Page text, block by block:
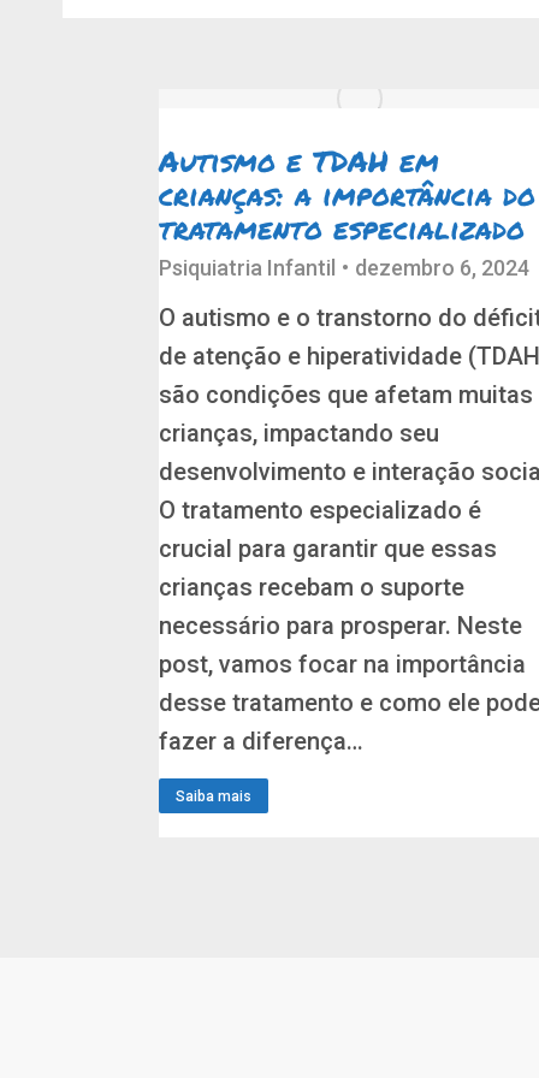
Autismo e TDAH em
crianças: a importância do
tratamento especializado
Psiquiatria Infantil dezembro 6, 2024
O autismo e o transtorno do
de atenção e hiperatividade
são condições que afetam muitas
crianças, impactando seu
desenvolvimento e interação
O tratamento especializado é
crucial para garantir que essas
crianças recebam o suporte
necessário para prosperar. Neste
post, vamos focar na importância
desse tratamento e como ele
fazer a diferença…
Saiba mais